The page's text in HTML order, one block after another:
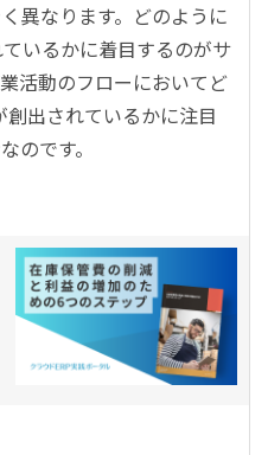
異なります。どのように
いるかに着目するのがサ
活動のフローにおいてど
出されているかに注目
のです。